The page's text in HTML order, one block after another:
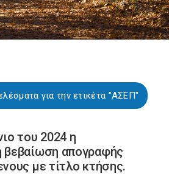
για την ετικέτα "ΑΣΕΠ"
του 2024 η
βεβαίωση απογραφής
με τίτλο κτήσης.